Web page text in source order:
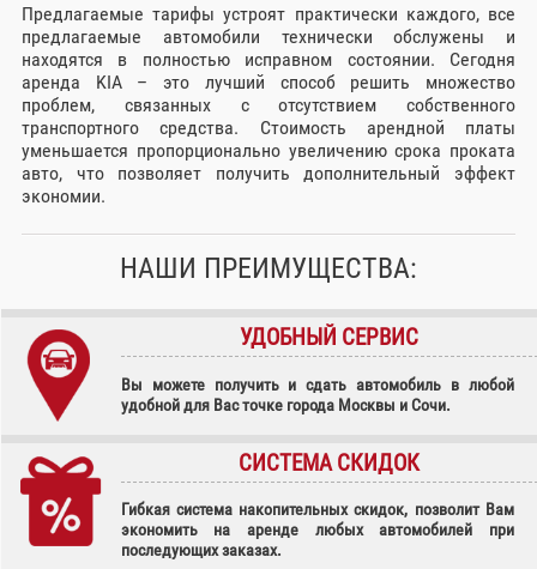
Предлагаемые тарифы устроят практически каждого, все
предлагаемые автомобили технически обслужены и
находятся в полностью исправном состоянии. Сегодня
аренда KIA – это лучший способ решить множество
проблем, связанных с отсутствием собственного
транспортного средства. Стоимость арендной платы
уменьшается пропорционально увеличению срока проката
авто, что позволяет получить дополнительный эффект
экономии.
НАШИ ПРЕИМУЩЕСТВА:
УДОБНЫЙ СЕРВИС
Вы можете получить и сдать автомобиль в любой
удобной для Вас точке города Москвы и Сочи.
СИСТЕМА СКИДОК
Гибкая система накопительных скидок, позволит Вам
экономить на аренде любых автомобилей при
последующих заказах.